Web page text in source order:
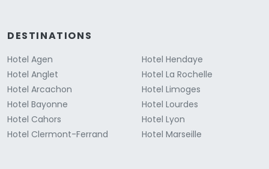
DESTINATIONS
Hotel Agen
Hotel Anglet
Hotel Arcachon
Hotel Bayonne
Hotel Cahors
Hotel Clermont-Ferrand
Hotel Hendaye
Hotel La Rochelle
Hotel Limoges
Hotel Lourdes
Hotel Lyon
Hotel Marseille